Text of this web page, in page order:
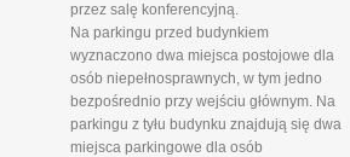
przez salę konferencyjną.
Na parkingu przed budynkiem
wyznaczono dwa miejsca postojowe dla
osób niepełnosprawnych, w tym jedno
bezpośrednio przy wejściu głównym. Na
parkingu z tyłu budynku znajdują się dwa
miejsca parkingowe dla osób